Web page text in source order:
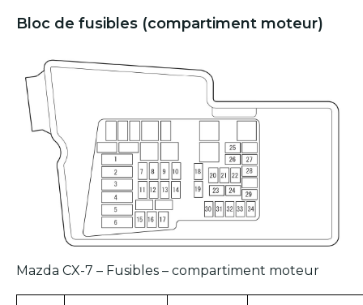
Bloc de fusibles (compartiment moteur)
Mazda CX-7 – Fusibles – compartiment moteur